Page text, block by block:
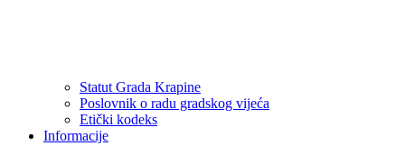
Statut Grada Krapine
Poslovnik o radu gradskog vijeća
Etički kodeks
Informacije